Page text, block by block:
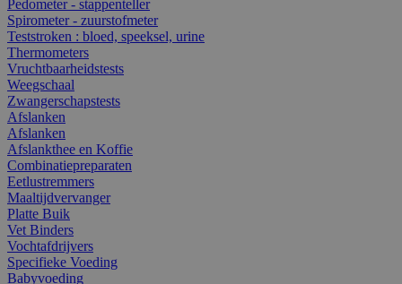
Pedometer - stappenteller
Spirometer - zuurstofmeter
Teststroken : bloed, speeksel, urine
Thermometers
Vruchtbaarheidstests
Weegschaal
Zwangerschapstests
Afslanken
Afslanken
Afslankthee en Koffie
Combinatiepreparaten
Eetlustremmers
Maaltijdvervanger
Platte Buik
Vet Binders
Vochtafdrijvers
Specifieke Voeding
Babyvoeding